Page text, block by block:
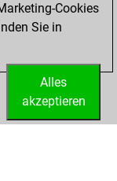
Cookies
Sie in
Alles
akzeptieren